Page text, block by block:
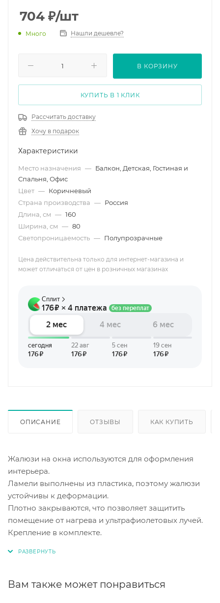
704 ₽/шт
Много Нашли дешевле?
В КОРЗИНУ
КУПИТЬ В 1 КЛИК
Рассчитать доставку
Хочу в подарок
Характеристики
Место назначения — Балкон, Детская, Гостиная и
Спальня, Офис
Цвет — Коричневый
Страна производства — Россия
Длина, см — 160
Ширина, см — 80
Светопроницаемость — Полупрозрачные
Цена действительна только для интернет-магазина и
может отличаться от цен в розничных магазинах
ОПИСАНИЕ ОТЗЫВЫ КАК КУПИТЬ
Жалюзи на окна используются для оформления
интерьера.
Ламели выполнены из пластика, поэтому жалюзи
устойчивы к деформации.
Плотно закрываются, что позволяет защитить
помещение от нагрева и ультрафиолетовых лучей.
Крепление в комплекте.
Вам также может понравиться